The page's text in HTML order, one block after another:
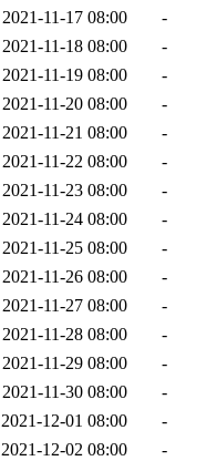
2021-11-17 08:00
-
2021-11-18 08:00
-
2021-11-19 08:00
-
2021-11-20 08:00
-
2021-11-21 08:00
-
2021-11-22 08:00
-
2021-11-23 08:00
-
2021-11-24 08:00
-
2021-11-25 08:00
-
2021-11-26 08:00
-
2021-11-27 08:00
-
2021-11-28 08:00
-
2021-11-29 08:00
-
2021-11-30 08:00
-
2021-12-01 08:00
-
2021-12-02 08:00
-